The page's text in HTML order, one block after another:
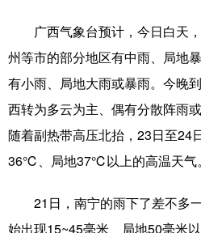
溯源中国 城市
会展 彩票
悦读 公益
亚太网 上市公司
地方频道
广西气象台预计，今日白天，
州等市的部分地区有中雨、局地
有小雨、局地大雨或暴雨。今晚
西转为多云为主、偶有分散阵雨
随着副热带高压北抬，23日至
36℃、局地37℃以上的高温天气。
21日，南宁的雨下了差不多
始出现15~45毫米、局地50毫米